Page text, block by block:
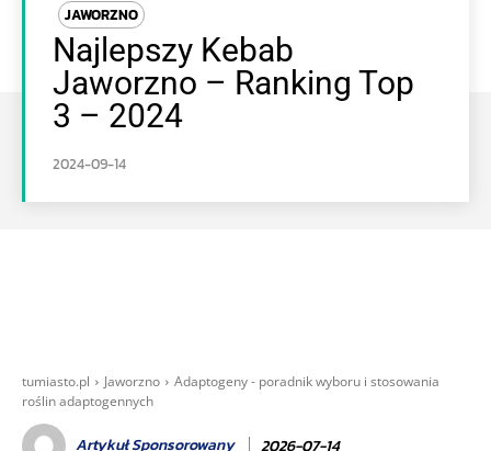
JAWORZNO
Najlepszy Kebab
Jaworzno – Ranking Top
3 – 2024
2024-09-14